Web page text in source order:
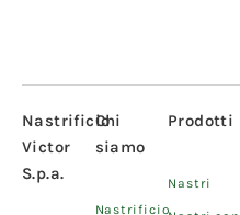
Nastrificio
Victor
S.p.a.
Chi
siamo
Nastrificio
Prodotti
Nastri